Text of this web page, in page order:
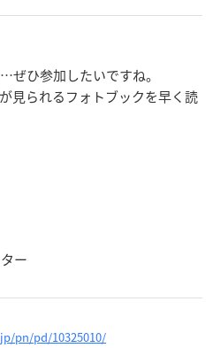
ぜひ参加したいですね。
見られるフォトブックを早く読
ー
pn/pd/10325010/